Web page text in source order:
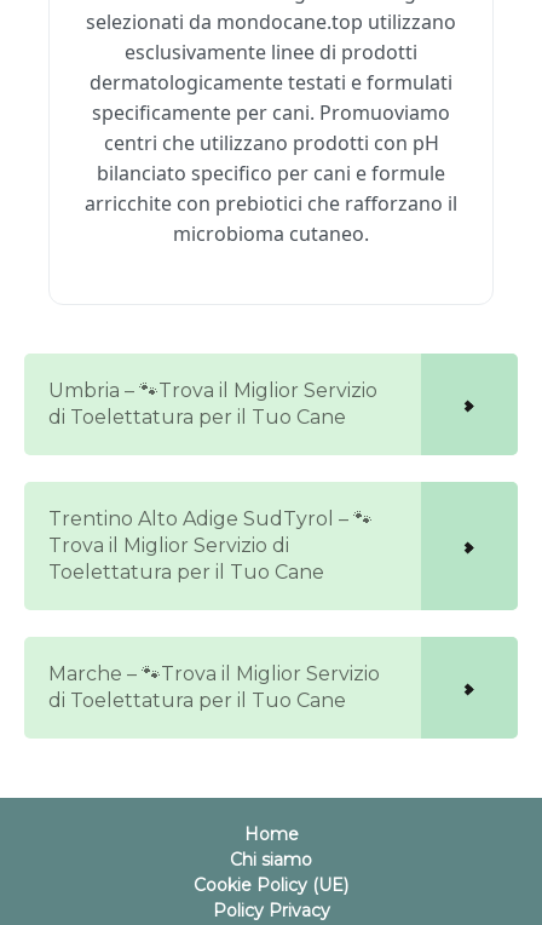
selezionati da mondocane.top utilizzano
esclusivamente linee di prodotti
dermatologicamente testati e formulati
specificamente per cani. Promuoviamo
centri che utilizzano prodotti con pH
bilanciato specifico per cani e formule
arricchite con prebiotici che rafforzano il
microbioma cutaneo.
Umbria – 🐾Trova il Miglior Servizio
di Toelettatura per il Tuo Cane
Trentino Alto Adige SudTyrol – 🐾
Trova il Miglior Servizio di
Toelettatura per il Tuo Cane
Marche – 🐾Trova il Miglior Servizio
di Toelettatura per il Tuo Cane
Home
Chi siamo
Cookie Policy (UE)
Policy Privacy